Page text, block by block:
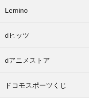
Lemino
dヒッツ
dアニメストア
ドコモスポーツくじ